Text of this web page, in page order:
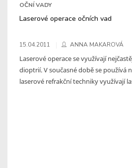
OČNÍ VADY
Laserové operace očních vad
15.04.2011 ANNA MAKAROVÁ
Laserové operace se využívají
dioptrií. V současné době se používá
laserové refrakční techniky využívají